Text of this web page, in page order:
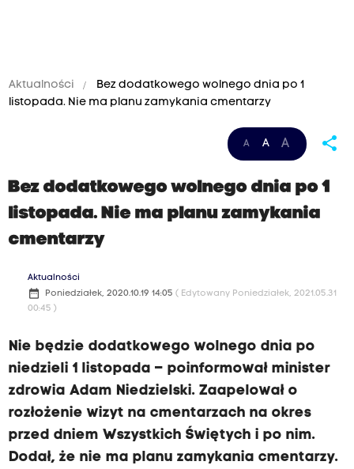
Aktualności
Bez dodatkowego wolnego dnia po 1
listopada. Nie ma planu zamykania cmentarzy
A A A share
Bez dodatkowego wolnego dnia po 1
listopada. Nie ma planu zamykania
cmentarzy
Aktualności
date_range Poniedziałek, 2020.10.19 14:05 ( Edytowany Poniedziałek, 2021.05.31
00:45 )
Nie będzie dodatkowego wolnego dnia po
niedzieli 1 listopada – poinformował minister
zdrowia Adam Niedzielski. Zaapelował o
rozłożenie wizyt na cmentarzach na okres
przed dniem Wszystkich Świętych i po nim.
Dodał, że nie ma planu zamykania cmentarzy.